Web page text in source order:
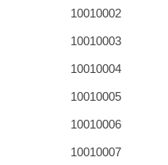
10010002
10010003
10010004
10010005
10010006
10010007